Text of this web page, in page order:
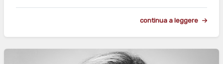
continua a leggere